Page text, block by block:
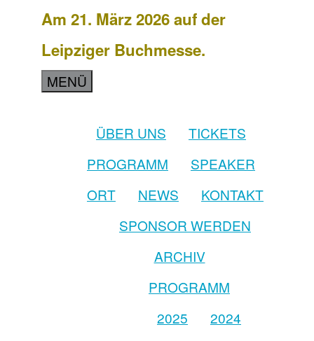
Am 21. März 2026 auf der
Leipziger Buchmesse.
MENÜ
ÜBER UNS
TICKETS
PROGRAMM
SPEAKER
ORT
NEWS
KONTAKT
SPONSOR WERDEN
ARCHIV
PROGRAMM
2025
2024